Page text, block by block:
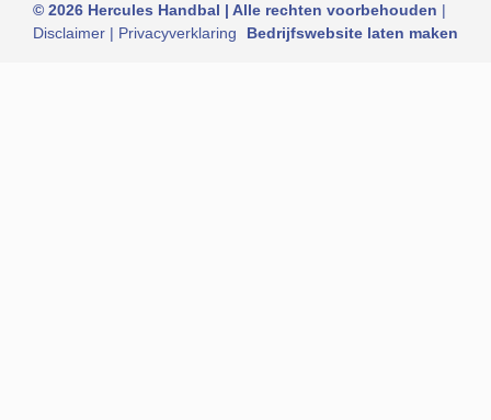
© 2026 Hercules Handbal | Alle rechten voorbehouden |
Disclaimer | Privacyverklaring Bedrijfswebsite laten maken